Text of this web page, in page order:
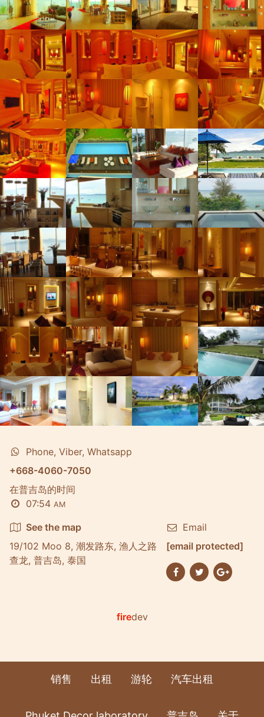
Phone, Viber, Whatsapp
+668-4060-7050
在普吉岛的时间
07:54 AM
See the map
19/102 Moo 8, 潮发路东, 渔人之路
查龙, 普吉岛, 泰国
Email
[email protected]
firedev
销售 出租 游轮 汽车出租